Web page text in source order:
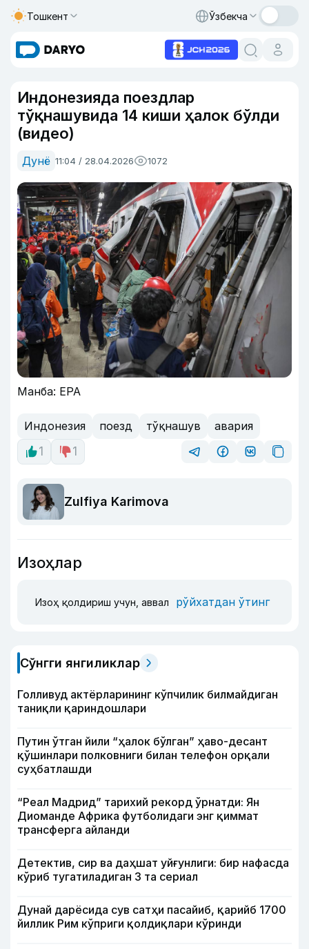
Тошкент Ўзбекча
Индонезияда поездлар
тўқнашувида 14 киши ҳалок бўлди
(видео)
Дунё 11:04 / 28.04.2026 1072
Манба: EPA
Индонезия поезд тўқнашув
авария
1
1
Zulfiya Karimova
Изоҳлар
Изоҳ қолдириш учун, аввал рўйхатдан ўтинг
Сўнгги янгиликлар
Голливуд актёрларининг кўпчилик билмайдиган
таниқли қариндошлари
Путин ўтган йили “ҳалок бўлган” ҳаво-десант
қўшинлари полковниги билан телефон орқали
суҳбатлашди
“Реал Мадрид” тарихий рекорд ўрнатди: Ян
Диоманде Африка футболидаги энг қиммат
трансферга айланди
Детектив, сир ва даҳшат уйғунлиги: бир нафасда
кўриб тугатиладиган 3 та сериал
Дунай дарёсида сув сатҳи пасайиб, қарийб 1700
йиллик Рим кўприги қолдиқлари кўринди